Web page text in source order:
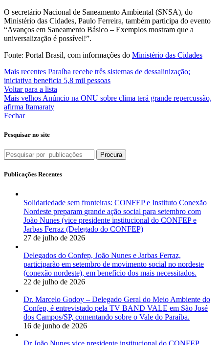
O secretário Nacional de Saneamento Ambiental (SNSA), do
Ministério das Cidades, Paulo Ferreira, também participa do evento
“Avanços em Saneamento Básico – Exemplos mostram que a
universalização é possível!”.
Fonte: Portal Brasil, com informações do Ministério das Cidades
Mais recentes Paraíba recebe três sistemas de dessalinização;
iniciativa beneficia 5,8 mil pessoas
Voltar para a lista
Mais velhos Anúncio na ONU sobre clima terá grande repercussão,
afirma Itamaraty
Fechar
Pesquisar no site
Procura
Publicações Recentes
Solidariedade sem fronteiras: CONFEP e Instituto Conexão
Nordeste preparam grande ação social para setembro com
João Nunes (vice presidente institucional do CONFEP e
Jarbas Ferraz (Delegado do CONFEP)
27 de julho de 2026
Delegados do Confep, João Nunes e Jarbas Ferraz,
participarão em setembro de movimento social no nordeste
(conexão nordeste), em benefício dos mais necessitados.
22 de julho de 2026
Dr. Marcelo Godoy – Delegado Geral do Meio Ambiente do
Confep, é entrevistado pela TV BAND VALE em São José
dos Campos/SP, comentando sobre o Vale do Paraíba.
16 de junho de 2026
Dr João Nunes vice presidente institucional do CONFEP